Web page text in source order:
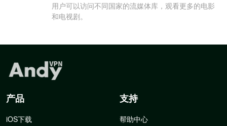
用户可以访问不同国家的流媒体库，观看更多的电影
和电视剧。
产品
iOS下载
支持
帮助中心